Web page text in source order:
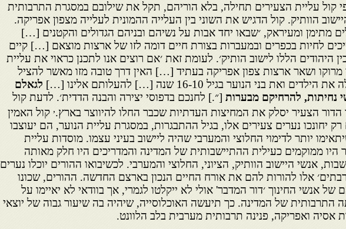
קול עליית הצעירים תחילה, בלא הוריהם, תקל את שילובם במסגרת התרבותית
הוותיק. קול הדגיש את השוני בין העלייה ההמונית לעלייה מצפון אפריקה.
מתימן ומעיראק, ׳שבאו יחד אבות על נשיהם ובניהם הגדולים והקטנים […]
לחיות בכפרים ובמעברות בצורת חיים דומה לזו של ארצות מוצאם […] קיים
היהודים הללו לישוב הותיק׳. לעומת זאת ׳אם רוצים אנו לתכנן כראוי את עליית
מרוקו ושאר ארצות צפון אפריקה בעתיד […] האין דרך טובה מזו מאשר להציל
הילדים ואת בני הנוער בגיל 16-10 שנה […] להעלותם אלינו […]
לגאלם
נחיתות, להרחיקם מבערות [״.] לחנכם בדפוסי יצירה והבנה הדדית׳. לדעת קול
הדור הצעיר יסלק את המחיצות העדתיות שכבר החלו להיווצר בארץ., קול האמין
יחונכו נערים צעירים אלו, בגיל ההתבגרות, במסגרת עליית הנוער, הם יעוצבו
יותר לדימוי החלוצי והמערבי שהיה ליישוב בעיני עצמו. מוסדות עליית
היו ממוקמים כעילית ההתיישבותית של המדינה והמדריכים היו חלק מאותה
אנשי היישוב הוותיק, הציוני, החלוצי והמערבי. לכשיבואו ההורים יוכלו נערים
אלו להורות להם את אורח החיים הנכון בארצם החדשה. ההורים, שכונו
של אנשי החינוך ׳דור המדבר' אולי לא ייקלטו לגמרי, אך בוודאי לא יאיימו על
התרבותית של המדינה. כך תיעשה האוכלוסייה, שיהיה בה שיעור גבוה של יוצאי
אסיה ואפריקה, פנינה תרבותית מערבית בלב הלוונט.